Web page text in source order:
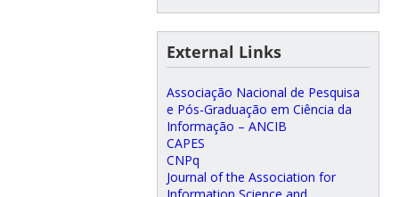
External Links
Associação Nacional de Pesquisa
e Pós-Graduação em Ciência da
Informação – ANCIB
CAPES
CNPq
Journal of the Association for
Information Science and